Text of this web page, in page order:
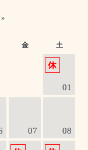
金 土
01
07 08